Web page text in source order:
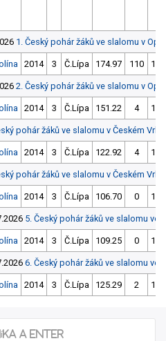
1. Český pohár žáků ve slalomu v
2014 3 Č.Lípa 174.97 110
2. Český pohár žáků ve slalomu v
2014 3 Č.Lípa 151.22 4
pohár žáků ve slalomu v Českém
2014 3 Č.Lípa 122.92 4
pohár žáků ve slalomu v Českém
2014 3 Č.Lípa 106.70 0
5. Český pohár žáků ve slalomu ve
2014 3 Č.Lípa 109.25 0
6. Český pohár žáků ve slalomu ve
2014 3 Č.Lípa 125.29 2